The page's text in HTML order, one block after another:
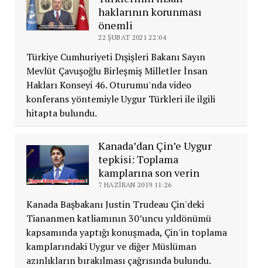
haklarının korunması
önemli
22 ŞUBAT 2021 22:04
Türkiye Cumhuriyeti Dışişleri Bakanı Sayın
Mevlüt Çavuşoğlu Birleşmiş Milletler İnsan
Hakları Konseyi 46. Oturumu'nda video
konferans yöntemiyle Uygur Türkleri ile ilgili
hitapta bulundu.
Kanada’dan Çin’e Uygur
tepkisi: Toplama
kamplarına son verin
7 HAZIRAN 2019 11:26
Kanada Başbakanı Justin Trudeau Çin'deki
Tiananmen katliamının 30’uncu yıldönümü
kapsamında yaptığı konuşmada, Çin'in toplama
kamplarındaki Uygur ve diğer Müslüman
azınlıkların bırakılması çağrısında bulundu.